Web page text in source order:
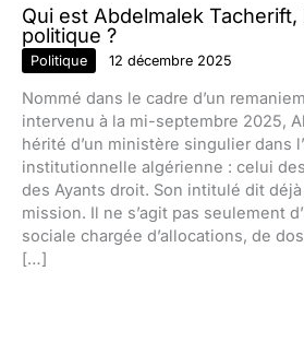
Qui est Abdelmalek Tacherift,
politique ?
Politique 12 décembre 2025
Nommé dans le cadre d’un
intervenu à la mi-septembre 2025,
hérité d’un ministère singulier dans
institutionnelle algérienne : celui
des Ayants droit. Son intitulé dit
mission. Il ne s’agit pas seulement
sociale chargée d’allocations, de
[…]